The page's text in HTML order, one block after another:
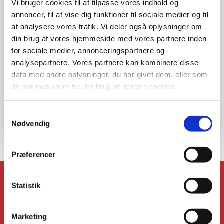
Vi bruger cookies til at tilpasse vores indhold og
annoncer, til at vise dig funktioner til sociale medier og til
at analysere vores trafik. Vi deler også oplysninger om
din brug af vores hjemmeside med vores partnere inden
for sociale medier, annonceringspartnere og
analysepartnere. Vores partnere kan kombinere disse
data med andre oplysninger, du har givet dem, eller som
de har indsamlet fra din brug af deres tjenester.
Nødvendig
Præferencer
Statistik
Marketing